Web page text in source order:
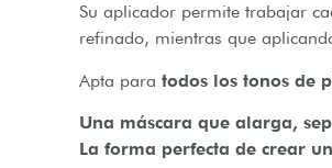
Su aplicador permite trabajar
refinado, mientras que
Apta para todos los tonos de
Una máscara que alarga,
La forma perfecta de crear